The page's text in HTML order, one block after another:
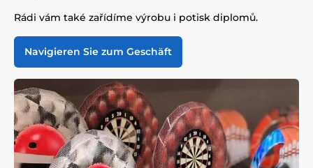
Rádi vám také zařídíme výrobu i potisk diplomů.
Navigieren Sie zum Geschäft